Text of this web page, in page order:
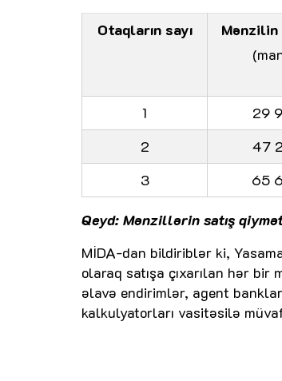
Otaqların sayı
1
29
2
47
3
65
Qeyd: Mənzillərin satış
MİDA-dan bildiriblər ki,
olaraq satışa çıxarılan hər
əlavə endirimlər, agent
kalkulyatorları vasitəsilə